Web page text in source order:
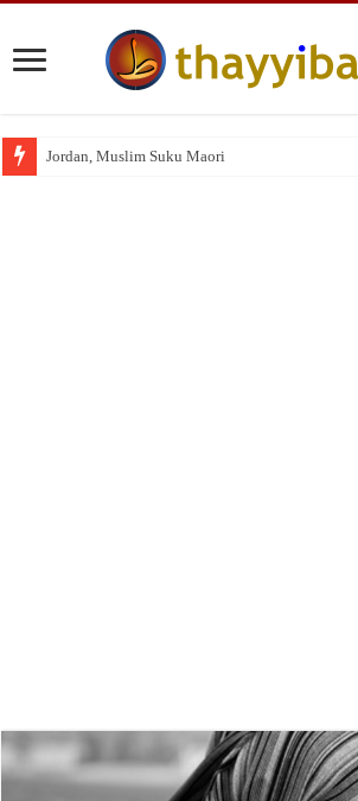
Jordan, Muslim Suku Maori